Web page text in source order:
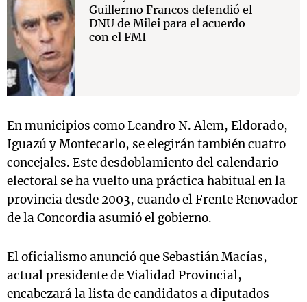
Guillermo Francos defendió el
DNU de Milei para el acuerdo
con el FMI
En municipios como Leandro N. Alem, Eldorado,
Iguazú y Montecarlo, se elegirán también cuatro
concejales. Este desdoblamiento del calendario
electoral se ha vuelto una práctica habitual en la
provincia desde 2003, cuando el Frente Renovador
de la Concordia asumió el gobierno.
El oficialismo anunció que Sebastián Macías,
actual presidente de Vialidad Provincial,
encabezará la lista de candidatos a diputados